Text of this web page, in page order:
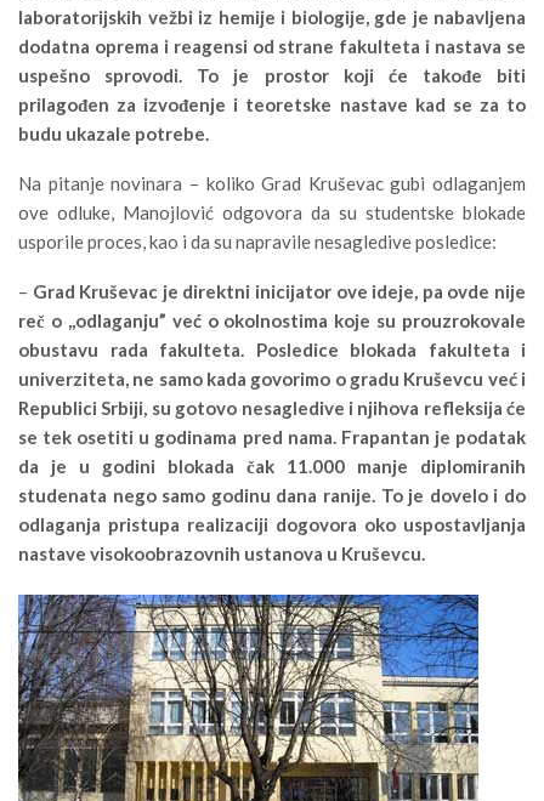
laboratorijskih vežbi iz hemije i biologije, gde je nabavljena
dodatna oprema i reagensi od strane fakulteta i nastava se
uspešno sprovodi. To je prostor koji će takođe biti
prilagođen za izvođenje i teoretske nastave kad se za to
budu ukazale potrebe.
Na pitanje novinara – koliko Grad Kruševac gubi odlaganjem
ove odluke, Manojlović odgovora da su studentske blokade
usporile proces, kao i da su napravile nesagledive posledice:
– Grad Kruševac je direktni inicijator ove ideje, pa ovde nije
reč o ,,odlaganju” već o okolnostima koje su prouzrokovale
obustavu rada fakulteta. Posledice blokada fakulteta i
univerziteta, ne samo kada govorimo o gradu Kruševcu već i
Republici Srbiji, su gotovo nesagledive i njihova refleksija će
se tek osetiti u godinama pred nama. Frapantan je podatak
da je u godini blokada čak 11.000 manje diplomiranih
studenata nego samo godinu dana ranije. To je dovelo i do
odlaganja pristupa realizaciji dogovora oko uspostavljanja
nastave visokoobrazovnih ustanova u Kruševcu.